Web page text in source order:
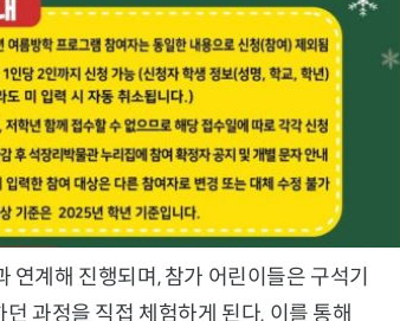
연계해 진행되며, 참가 어린이들은 구석기
과정을 직접 체험하게 된다. 이를 통해